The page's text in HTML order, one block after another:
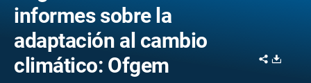
informes sobre la
adaptación al cambio
climático: Ofgem
Share